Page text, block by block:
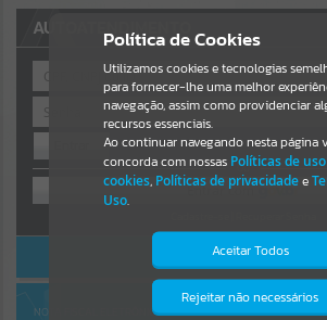
NOTÍCIAS
Por favor, aguarde...
SUBPORTAIS
Por favor, aguarde...
Por favor, aguarde...
AUTOATENDIMENTO
OU
ACESSAR SEM LOGIN
NOTA FISCAL ELETRÔNICA
Política de Cookies
Utilizamos cookies e tecnologias
para fornecer-lhe uma melhor
navegação, assim como providenciar
recursos essenciais.
Ao continuar navegando nesta página
concorda com nossas Políticas de
cookies, Políticas de privacidadee
Uso.
Aceitar Todos
Rejeitar não necessários
Isto significa que diversos recursos